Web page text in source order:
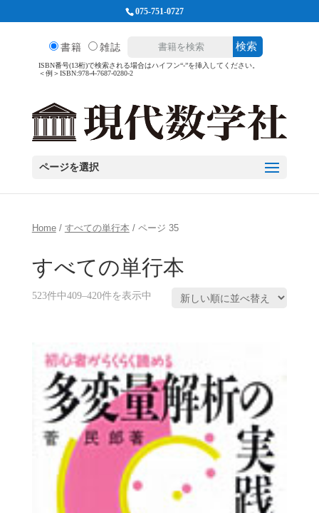
075-751-0727
書籍 雑誌 検索
ISBN番号(13桁)で検索される場合はハイフン“-”を挿入してください。
＜例＞ISBN:978-4-7687-0280-2
ページを選択
Home/ すべての単行本 / ページ 35
すべての単行本
523件中409–420件を表示中